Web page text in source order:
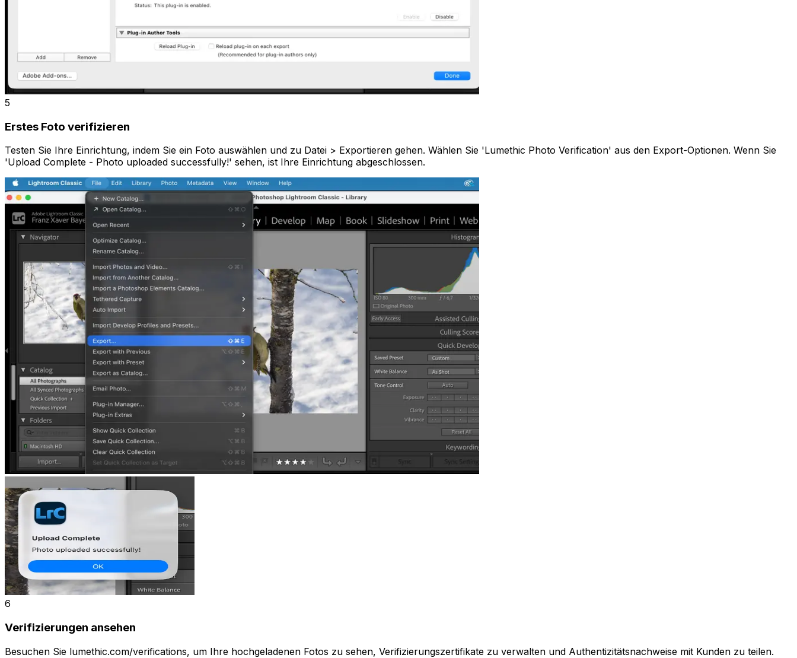
5
Erstes Foto verifizieren
Testen Sie Ihre Einrichtung, indem Sie ein Foto auswählen und zu Datei > Exportieren gehen. Wählen Sie 'Lumethic Photo Verification' aus den Export-Optionen. Wenn Sie
'Upload Complete - Photo uploaded successfully!' sehen, ist Ihre Einrichtung abgeschlossen.
6
Verifizierungen ansehen
Besuchen Sie lumethic.com/verifications, um Ihre hochgeladenen Fotos zu sehen, Verifizierungszertifikate zu verwalten und Authentizitätsnachweise mit Kunden zu teilen.